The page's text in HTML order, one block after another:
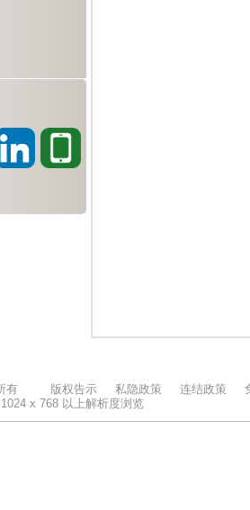
有 版权告示 私隐政策 连结政策
x 768 以上解析度浏览